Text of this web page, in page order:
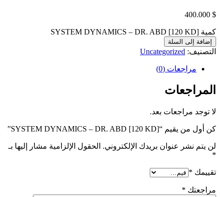
400.000 $
كمية SYSTEM DYNAMICS – DR. ABD [120 KD]
إضافة إلى السلة
التصنيف: Uncategorized
مراجعات (0)
المراجعات
لا توجد مراجعات بعد.
كن أول من يقيم “SYSTEM DYNAMICS – DR. ABD [120 KD]”
لن يتم نشر عنوان بريدك الإلكتروني. الحقول الإلزامية مشار إليها بـ
*
تقييمك *
مراجعتك *